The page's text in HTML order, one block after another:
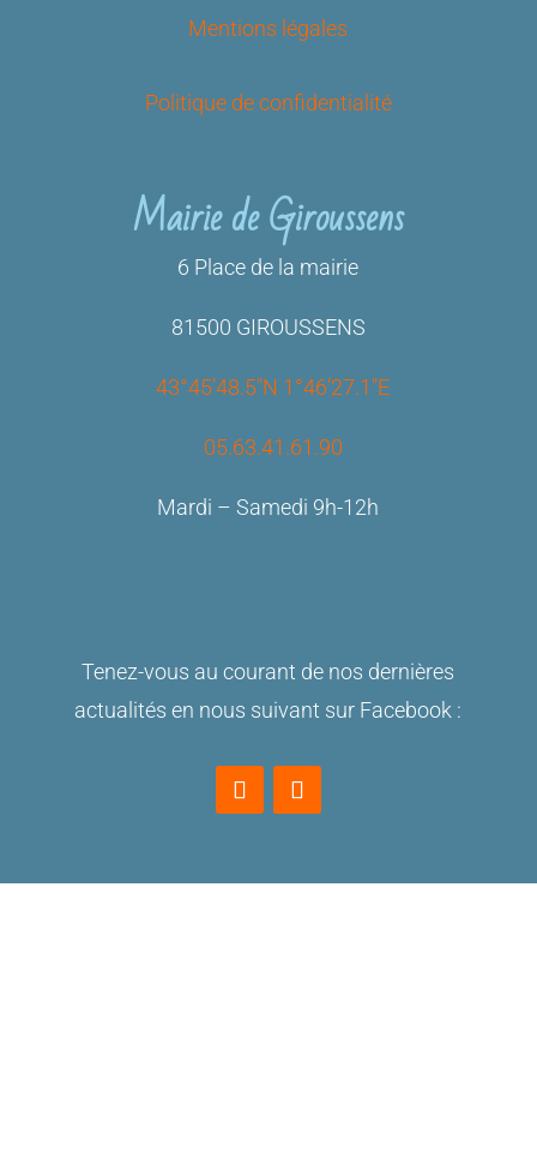
Mentions légales
Politique de confidentialité
Mairie de Giroussens
6 Place de la mairie
81500 GIROUSSENS
43°45’48.5″N 1°46’27.1″E
05.63.41.61.90
Mardi – Samedi 9h-12h
Tenez-vous au courant de nos dernières
actualités en nous suivant sur Facebook :